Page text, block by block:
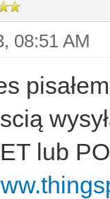
08:51 AM
lub